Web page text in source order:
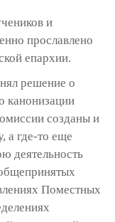
и
прославлено
епархии.
решение о
канонизации
созданы и
а где-то еще
деятельность
Поместных